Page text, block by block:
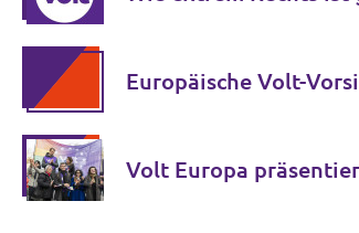
Europäische Volt-
Volt Europa